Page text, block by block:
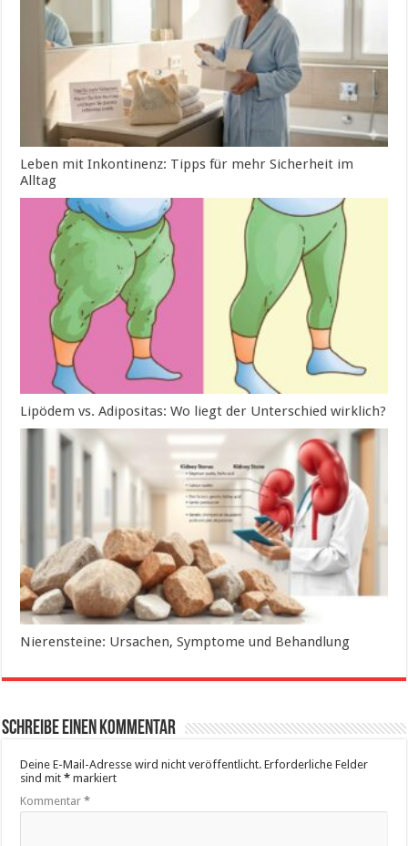
Leben mit Inkontinenz: Tipps für mehr Sicherheit im
Alltag
Lipödem vs. Adipositas: Wo liegt der Unterschied wirklich?
Nierensteine: Ursachen, Symptome und Behandlung
Schreibe einen Kommentar
Deine E-Mail-Adresse wird nicht veröffentlicht. Erforderliche Felder
sind mit* markiert
Kommentar*